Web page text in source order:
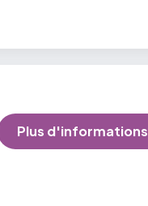
Plus d'informations